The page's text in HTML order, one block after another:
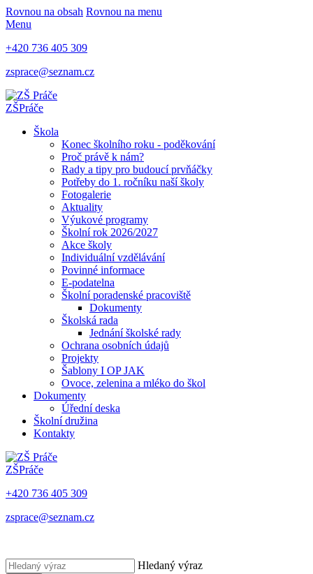
Rovnou na obsah Rovnou na menu
Menu
+420 736 405 309
zsprace@seznam.cz
ZŠPráče
Škola
Konec školního roku - poděkování
Proč právě k nám?
Rady a tipy pro budoucí prvňáčky
Potřeby do 1. ročníku naší školy
Fotogalerie
Aktuality
Výukové programy
Školní rok 2026/2027
Akce školy
Individuální vzdělávání
Povinné informace
E-podatelna
Školní poradenské pracoviště
Dokumenty
Školská rada
Jednání školské rady
Ochrana osobních údajů
Projekty
Šablony I OP JAK
Ovoce, zelenina a mléko do škol
Dokumenty
Úřední deska
Školní družina
Kontakty
ZŠPráče
+420 736 405 309
zsprace@seznam.cz
Hledaný výraz